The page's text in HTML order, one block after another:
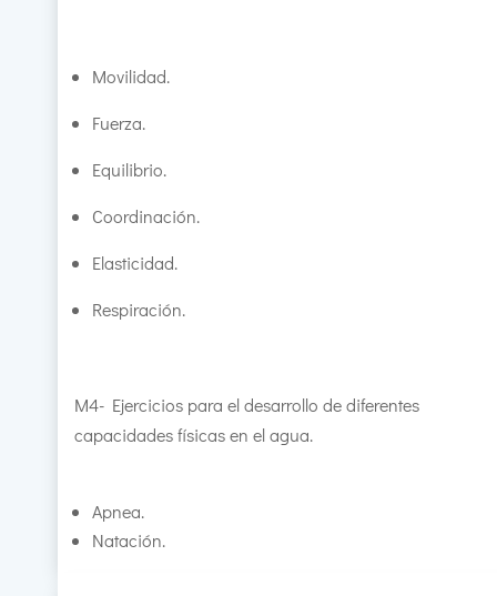
Movilidad.
Fuerza.
Equilibrio.
Coordinación.
Elasticidad.
Respiración.
M4- Ejercicios para el desarrollo de diferentes
capacidades físicas en el agua.
Apnea.
Natación.